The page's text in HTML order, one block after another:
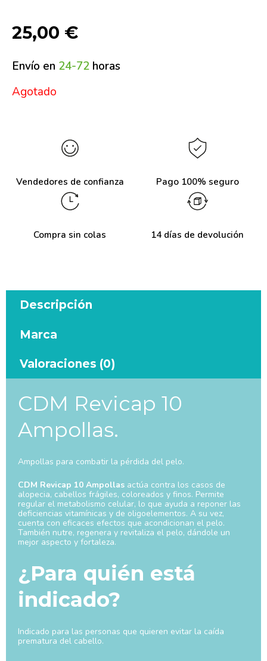
25,00 €
Envío en 24-72 horas
Agotado
Vendedores de confianza Pago 100% seguro
Compra sin colas 14 días de devolución
Descripción
Marca
Valoraciones (0)
CDM Revicap 10
Ampollas.
Ampollas para combatir la pérdida del pelo.
CDM Revicap 10 Ampollas actúa contra los casos de
alopecia, cabellos frágiles, coloreados y finos. Permite
regular el metabolismo celular, lo que ayuda a reponer las
deficiencias vitamínicas y de oligoelementos. A su vez,
cuenta con eficaces efectos que acondicionan el pelo.
También nutre, regenera y revitaliza el pelo, dándole un
mejor aspecto y fortaleza.
¿Para quién está
indicado?
Indicado para las personas que quieren evitar la caída
prematura del cabello.